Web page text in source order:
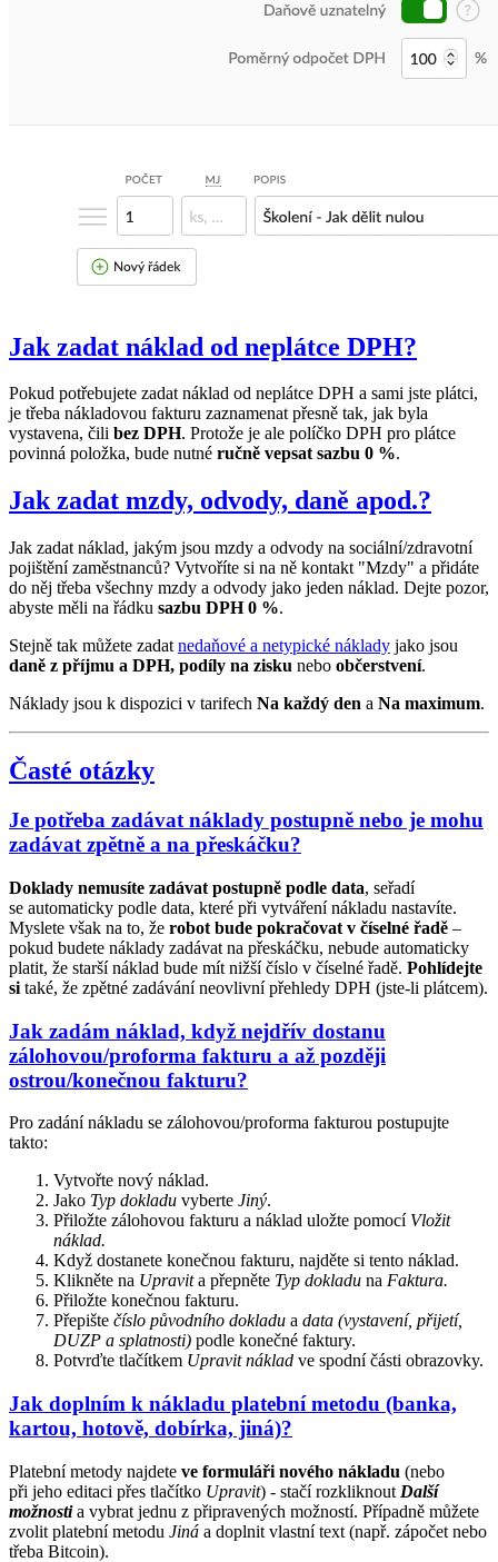
Jak zadat náklad od neplátce DPH?
Pokud potřebujete zadat náklad od neplátce DPH a sami jste plátci,
je třeba nákladovou fakturu zaznamenat přesně tak, jak byla
vystavena, čili bez DPH. Protože je ale políčko DPH pro plátce
povinná položka, bude nutné ručně vepsat sazbu 0 %.
Jak zadat mzdy, odvody, daně apod.?
Jak zadat náklad, jakým jsou mzdy a odvody na sociální/zdravotní
pojištění zaměstnanců? Vytvoříte si na ně kontakt "Mzdy" a přidáte
do něj třeba všechny mzdy a odvody jako jeden náklad. Dejte pozor,
abyste měli na řádku sazbu DPH 0 %.
Stejně tak můžete zadat nedaňové a netypické náklady jako jsou
daně z příjmu a DPH, podíly na zisku nebo občerstvení.
Náklady jsou k dispozici v tarifech Na každý den a Na maximum.
Časté otázky
Je potřeba zadávat náklady postupně nebo je mohu
zadávat zpětně a na přeskáčku?
Doklady nemusíte zadávat postupně podle data, seřadí
se automaticky podle data, které při vytváření nákladu nastavíte.
Myslete však na to, že robot bude pokračovat v číselné řadě –
pokud budete náklady zadávat na přeskáčku, nebude automaticky
platit, že starší náklad bude mít nižší číslo v číselné řadě. Pohlídejte
si také, že zpětné zadávání neovlivní přehledy DPH (jste-li plátcem).
Jak zadám náklad, když nejdřív dostanu
zálohovou/proforma fakturu a až později
ostrou/konečnou fakturu?
Pro zadání nákladu se zálohovou/proforma fakturou postupujte
takto:
Vytvořte nový náklad.
Jako Typ dokladu vyberte Jiný.
Přiložte zálohovou fakturu a náklad uložte pomocí Vložit
náklad.
Když dostanete konečnou fakturu, najděte si tento náklad.
Klikněte na Upravita přepněte Typ dokladu na Faktura.
Přiložte konečnou fakturu.
Přepište číslo původního dokladu a data (vystavení, přijetí,
DUZP a splatnosti) podle konečné faktury.
Potvrďte tlačítkem Upravit náklad ve spodní části obrazovky.
Jak doplním k nákladu platební metodu (banka,
kartou, hotově, dobírka, jiná)?
Platební metody najdete ve formuláři nového nákladu (nebo
při jeho editaci přes tlačítko Upravit) - stačí rozkliknout Další
možnostia vybrat jednu z připravených možností. Případně můžete
zvolit platební metodu Jiná a doplnit vlastní text (např. zápočet nebo
třeba Bitcoin).